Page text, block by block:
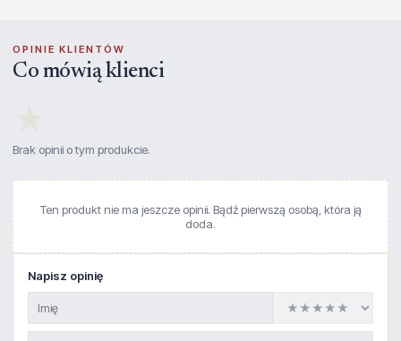
OPINIE KLIENTÓW
Co mówią klienci
Brak opinii o tym produkcie.
Ten produkt nie ma jeszcze opinii. Bądź pierwszą osobą, która ją
doda.
Napisz opinię